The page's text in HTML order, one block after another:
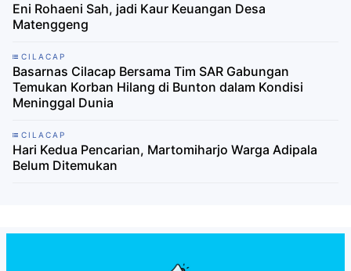
Eni Rohaeni Sah, jadi Kaur Keuangan Desa
Matenggeng
CILACAP
Basarnas Cilacap Bersama Tim SAR Gabungan
Temukan Korban Hilang di Bunton dalam Kondisi
Meninggal Dunia
CILACAP
Hari Kedua Pencarian, Martomiharjo Warga Adipala
Belum Ditemukan